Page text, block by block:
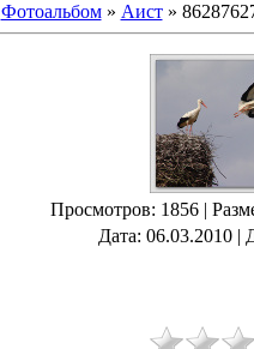
Фотоальбом» Аист»
Просмотров: 1856 |
Дата: 06.03.2010 |